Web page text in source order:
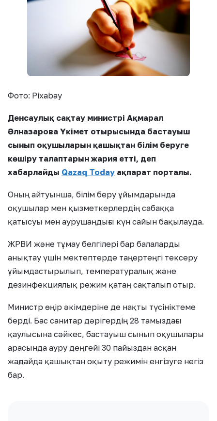
Фото: Pixabay
Денсаулық сақтау министрі Ақмарал
Әлназарова Үкімет отырысында бастауыш
сынып оқушыларын қашықтан білім беруге
көшіру талаптарын жария етті, деп
хабарлайды Qazaq Today ақпарат порталы.
Оның айтуынша, білім беру ұйымдарында
оқушылар мен қызметкерлердің сабаққа
қатысуы мен аурушаңдығы күн сайын бақылауда.
ЖРВИ және тұмау белгілері бар балаларды
анықтау үшін мектептерде таңертеңгі тексеру
ұйымдастырылып, температуралық және
дезинфекциялық режим қатаң сақталып отыр.
Министр өңір әкімдеріне де нақты түсініктеме
берді. Бас санитар дәрігердің 28 тамыздағы
қаулысына сәйкес, бастауыш сынып оқушылары
арасында ауру деңгейі 30 пайыздан асқан
жағдайда қашықтан оқыту режимін енгізуге негіз
бар.